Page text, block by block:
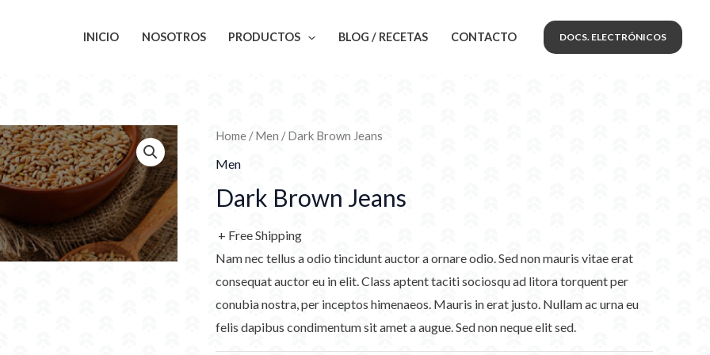
INICIO NOSOTROS PRODUCTOS BLOG / RECETAS CONTACTO DOCS. ELECTRÓNICOS
Home /Men / Dark Brown Jeans
Men
Dark Brown Jeans
+ Free Shipping
Nam nec tellus a odio tincidunt auctor a ornare odio. Sed non mauris vitae erat
consequat auctor eu in elit. Class aptent taciti sociosqu ad litora torquent per
conubia nostra, per inceptos himenaeos. Mauris in erat justo. Nullam ac urna eu
felis dapibus condimentum sit amet a augue. Sed non neque elit sed.